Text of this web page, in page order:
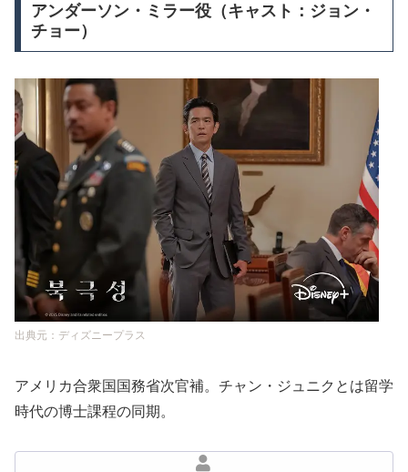
アンダーソン・ミラー役（キャスト：ジョン・
チョー）
出典元：ディズニープラス
アメリカ合衆国国務省次官補。チャン・ジュニクとは留学
時代の博士課程の同期。